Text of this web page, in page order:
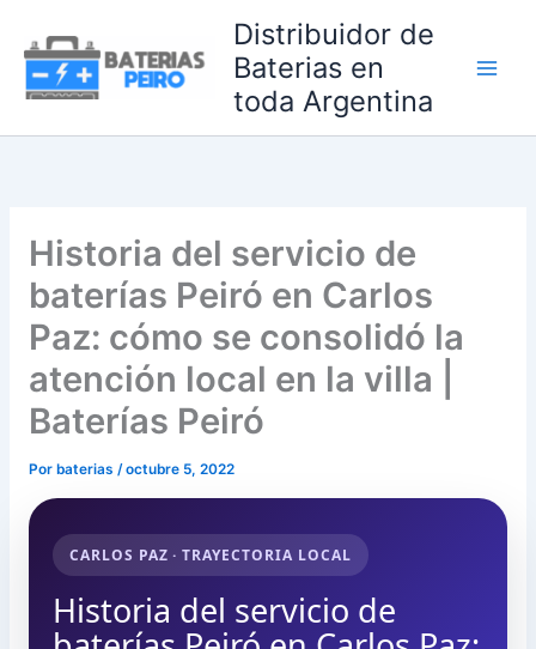
contenido
Distribuidor de
Baterias en
toda Argentina
Historia del servicio de
baterías Peiró en Carlos
Paz: cómo se consolidó la
atención local en la villa |
Baterías Peiró
Por baterias /octubre 5, 2022
CARLOS PAZ · TRAYECTORIA LOCAL
Historia del servicio de